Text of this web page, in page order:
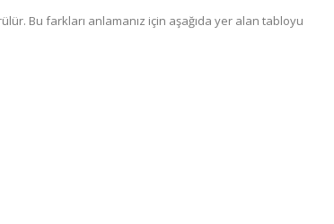
Bu farkları anlamanız için aşağıda yer alan tabloyu